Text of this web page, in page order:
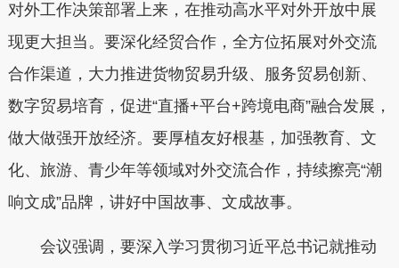
对外工作决策部署上来，在推动高水平对外开放中展
现更大担当。要深化经贸合作，全方位拓展对外交流
合作渠道，大力推进货物贸易升级、服务贸易创新、
数字贸易培育，促进“直播+平台+跨境电商”融合发展，
做大做强开放经济。要厚植友好根基，加强教育、文
化、旅游、青少年等领域对外交流合作，持续擦亮“潮
响文成”品牌，讲好中国故事、文成故事。
会议强调，要深入学习贯彻习近平总书记就推动